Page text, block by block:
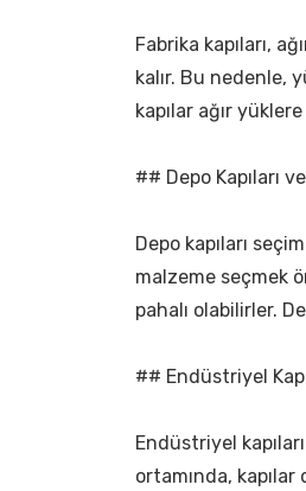
Fabrika kapıları,
kalır. Bu nedenle,
kapılar ağır
## Depo Kapıları
Depo kapıları
malzeme seçmek
pahalı olabilirler.
## Endüstriyel Kapı
Endüstriyel
ortamında, kapılar